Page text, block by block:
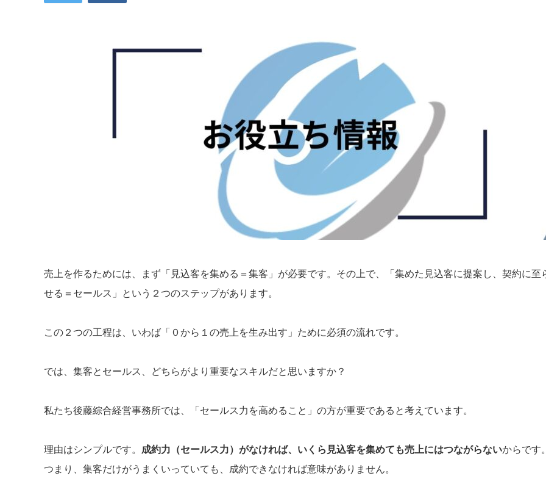
売上を作るためには、まず「見込客を集める＝集客」が必要です。その上で、「集めた見込客に提案し、契約に至
せる＝セールス」という２つのステップがあります。
この２つの工程は、いわば「０から１の売上を生み出す」ために必須の流れです。
では、集客とセールス、どちらがより重要なスキルだと思いますか？
私たち後藤綜合経営事務所では、「セールス力を高めること」の方が重要であると考えています。
理由はシンプルです。 成約力（セールス力）がなければ、いくら見込客を集めても売上にはつながらないからです
つまり、集客だけがうまくいっていても、成約できなければ意味がありません。